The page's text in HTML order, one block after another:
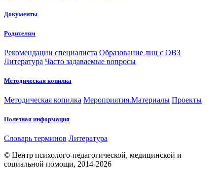
Документы
Родителям
Рекомендации специалиста Образование лиц с ОВЗ
Литература Часто задаваемые вопросы
Методическая копилка
Методическая копилка Мероприятия.Материалы Проекты
Полезная информация
Словарь терминов Литература
© Центр психолого-педагогической, медицинской и
социальной помощи, 2014-2026